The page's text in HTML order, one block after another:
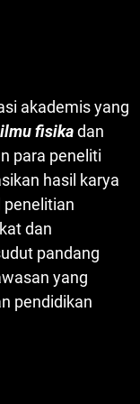
akademis yang
ilmu fisikadan
para peneliti
hasil karya
penelitian
dan
pandang
yang
pendidikan